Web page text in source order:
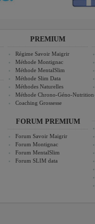
PREMIUM
Régime Savoir Maigrir
Méthode Montignac
Méthode MentalSlim
Méthode Slim Data
Méthodes Naturelles
Méthode Chrono-Géno-Nutrition
Coaching Grossesse
FORUM PREMIUM
Forum Savoir Maigrir
Forum Montignac
Forum MentalSlim
Forum SLIM data